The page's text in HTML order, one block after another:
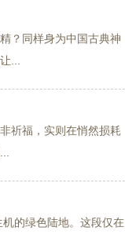
？同样身为中国古典神
...
祈福，实则在悄然损耗
的绿色陆地。这段仅在